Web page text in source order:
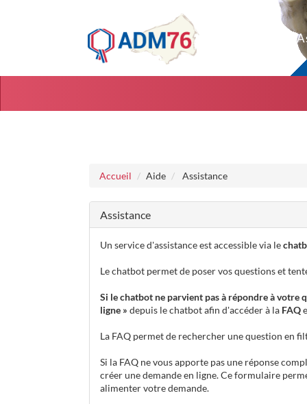
Accueil Aide Assistance
Assistance
Un service d'assistance est accessible via le
Le chatbot permet de poser vos questions et
Si le chatbot ne parvient pas à répondre à votre
ligne » depuis le chatbot afin d'accéder à la FAQ
La FAQ permet de rechercher une question en
Si la FAQ ne vous apporte pas une réponse
créer une demande en ligne. Ce formulaire
alimenter votre demande.